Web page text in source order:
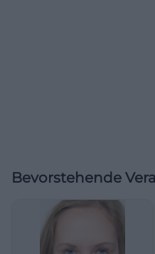
Bevorstehende